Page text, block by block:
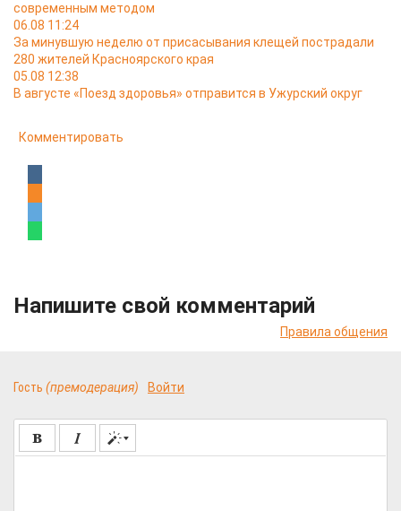
современным методом
06.08 11:24
За минувшую неделю от присасывания клещей пострадали
280 жителей Красноярского края
05.08 12:38
В августе «Поезд здоровья» отправится в Ужурский округ
Комментировать
Напишите свой комментарий
Правила общения
Гость (премодерация) Войти